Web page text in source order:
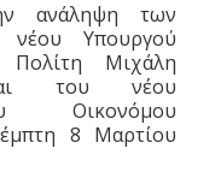
ανάληψη των
νέου Υπουργού
Πολίτη Μιχάλη
του νέου
Οικονόμου
8 Μαρτίου